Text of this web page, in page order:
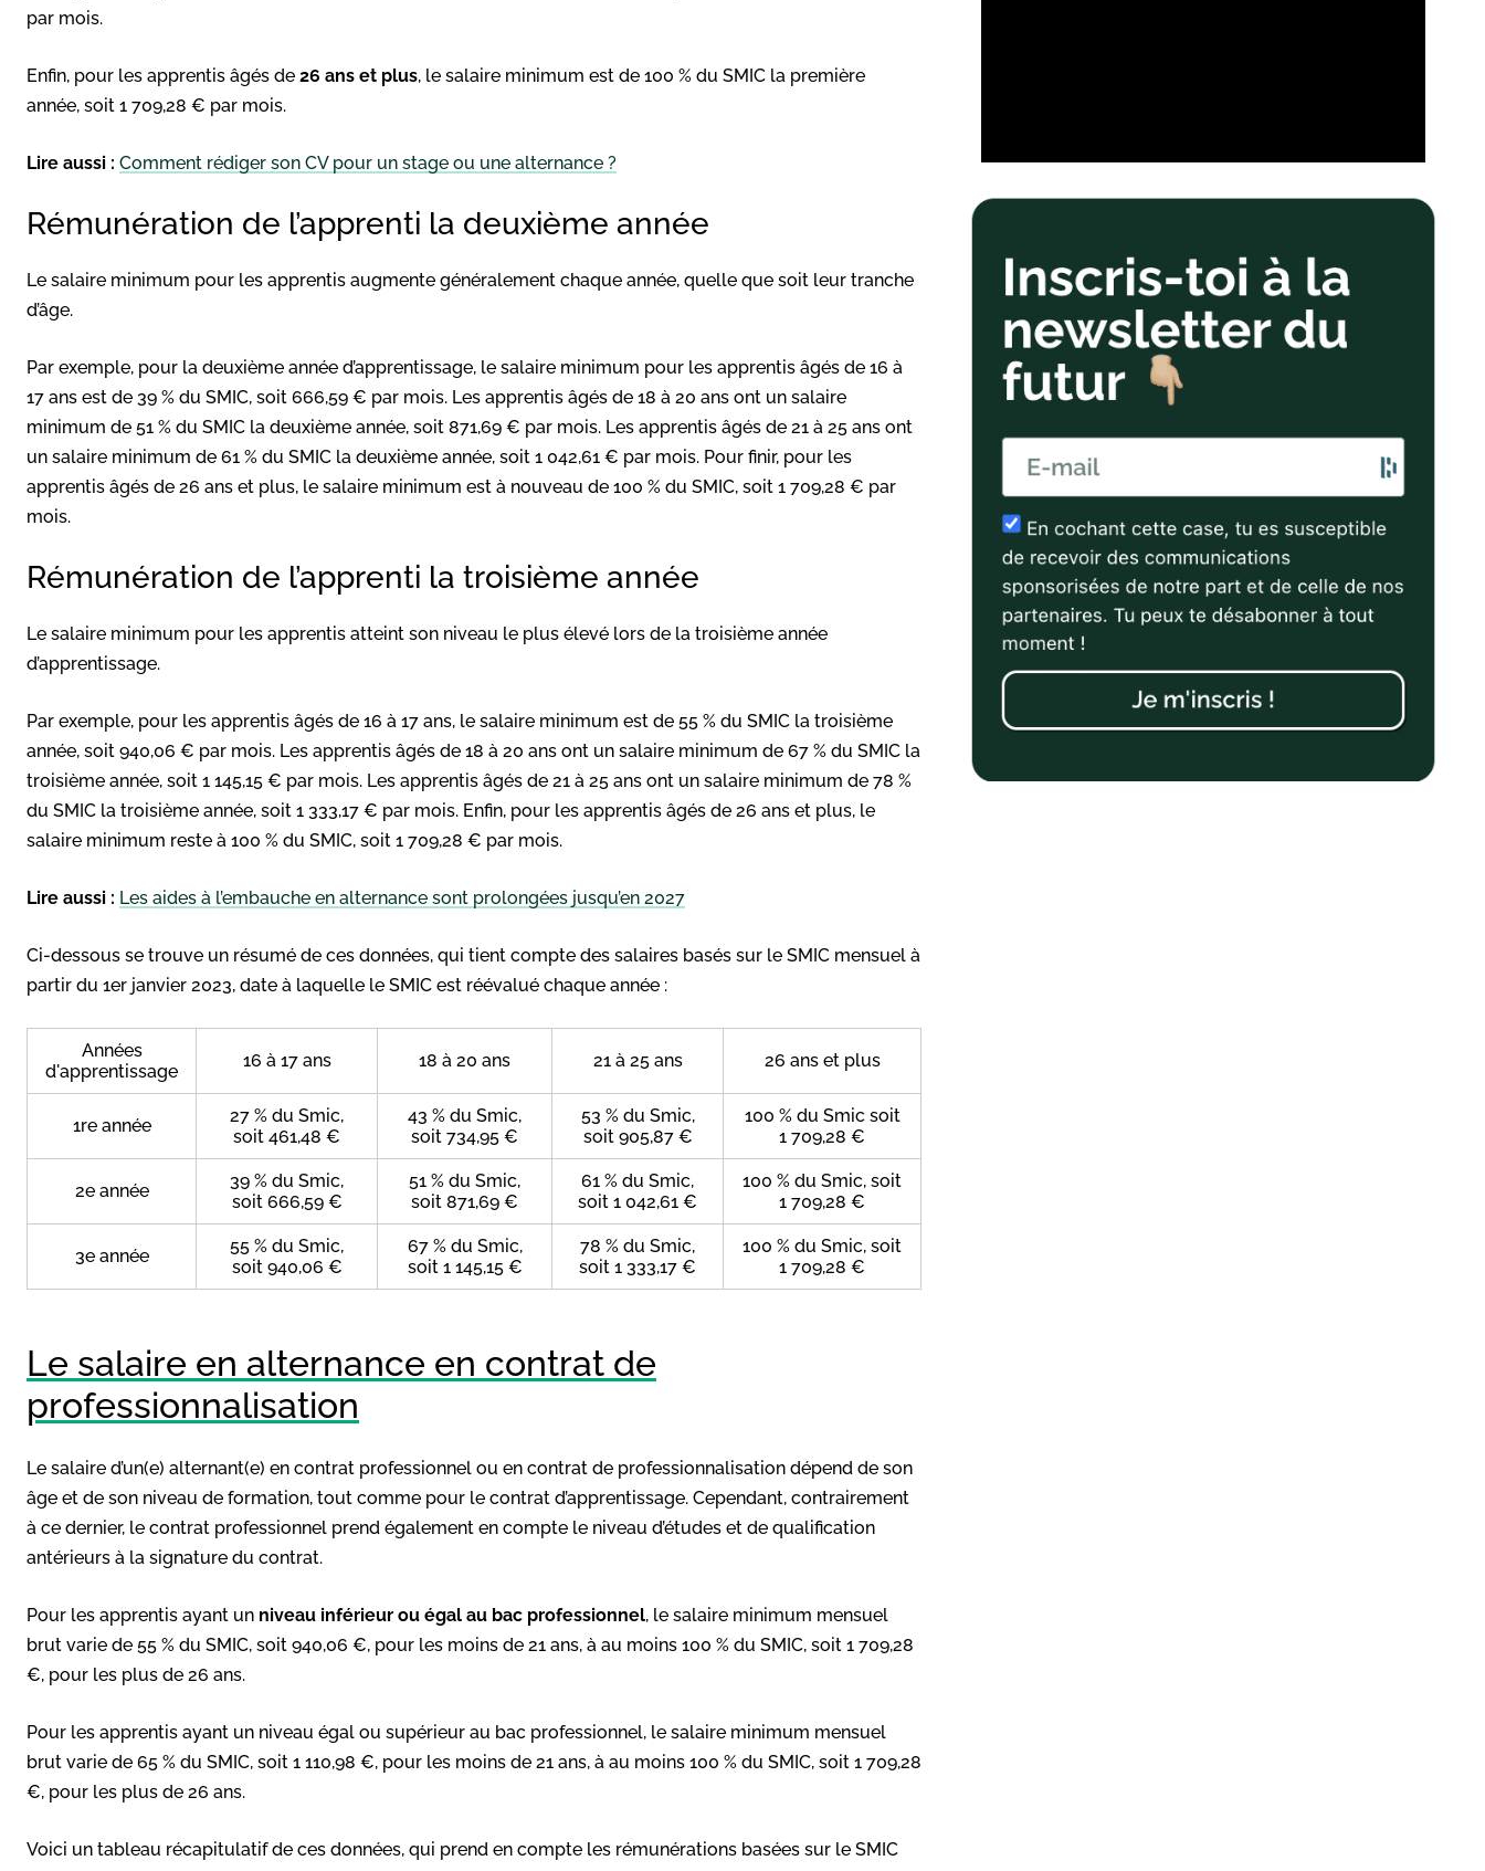
par mois.
Enfin, pour les apprentis âgés de 26 ans et plus, le salaire minimum est de 100 % du SMIC la première
année, soit 1 709,28 € par mois.
Lire aussi : Comment rédiger son CV pour un stage ou une alternance ?
Rémunération de l’apprenti la deuxième année
Le salaire minimum pour les apprentis augmente généralement chaque année, quelle que soit leur tranche
d’âge.
Par exemple, pour la deuxième année d’apprentissage, le salaire minimum pour les apprentis âgés de 16 à
17 ans est de 39 % du SMIC, soit 666,59 € par mois. Les apprentis âgés de 18 à 20 ans ont un salaire
minimum de 51 % du SMIC la deuxième année, soit 871,69 € par mois. Les apprentis âgés de 21 à 25 ans ont
un salaire minimum de 61 % du SMIC la deuxième année, soit 1 042,61 € par mois. Pour finir, pour les
apprentis âgés de 26 ans et plus, le salaire minimum est à nouveau de 100 % du SMIC, soit 1 709,28 € par
mois.
Rémunération de l’apprenti la troisième année
Le salaire minimum pour les apprentis atteint son niveau le plus élevé lors de la troisième année
d’apprentissage.
Par exemple, pour les apprentis âgés de 16 à 17 ans, le salaire minimum est de 55 % du SMIC la troisième
année, soit 940,06 € par mois. Les apprentis âgés de 18 à 20 ans ont un salaire minimum de 67 % du SMIC la
troisième année, soit 1 145,15 € par mois. Les apprentis âgés de 21 à 25 ans ont un salaire minimum de 78 %
du SMIC la troisième année, soit 1 333,17 € par mois. Enfin, pour les apprentis âgés de 26 ans et plus, le
salaire minimum reste à 100 % du SMIC, soit 1 709,28 € par mois.
Lire aussi : Les aides à l’embauche en alternance sont prolongées jusqu’en 2027
Ci-dessous se trouve un résumé de ces données, qui tient compte des salaires basés sur le SMIC mensuel à
partir du 1er janvier 2023, date à laquelle le SMIC est réévalué chaque année :
Années
d'apprentissage
16 à 17 ans 18 à 20 ans 21 à 25 ans 26 ans et plus
1re année
27 % du Smic,
soit 461,48 €
43 % du Smic,
soit 734,95 €
53 % du Smic,
soit 905,87 €
100 % du Smic soit
1 709,28 €
2e année
39 % du Smic,
soit 666,59 €
51 % du Smic,
soit 871,69 €
61 % du Smic,
soit 1 042,61 €
100 % du Smic, soit
1 709,28 €
3e année
55 % du Smic,
soit 940,06 €
67 % du Smic,
soit 1 145,15 €
78 % du Smic,
soit 1 333,17 €
100 % du Smic, soit
1 709,28 €
Le salaire en alternance en contrat de
professionnalisation
Le salaire d’un(e) alternant(e) en contrat professionnel ou en contrat de professionnalisation dépend de son
âge et de son niveau de formation, tout comme pour le contrat d’apprentissage. Cependant, contrairement
à ce dernier, le contrat professionnel prend également en compte le niveau d’études et de qualification
antérieurs à la signature du contrat.
Pour les apprentis ayant un niveau inférieur ou égal au bac professionnel, le salaire minimum mensuel
brut varie de 55 % du SMIC, soit 940,06 €, pour les moins de 21 ans, à au moins 100 % du SMIC, soit 1 709,28
€, pour les plus de 26 ans.
Pour les apprentis ayant un niveau égal ou supérieur au bac professionnel, le salaire minimum mensuel
brut varie de 65 % du SMIC, soit 1 110,98 €, pour les moins de 21 ans, à au moins 100 % du SMIC, soit 1 709,28
€, pour les plus de 26 ans.
Voici un tableau récapitulatif de ces données, qui prend en compte les rémunérations basées sur le SMIC